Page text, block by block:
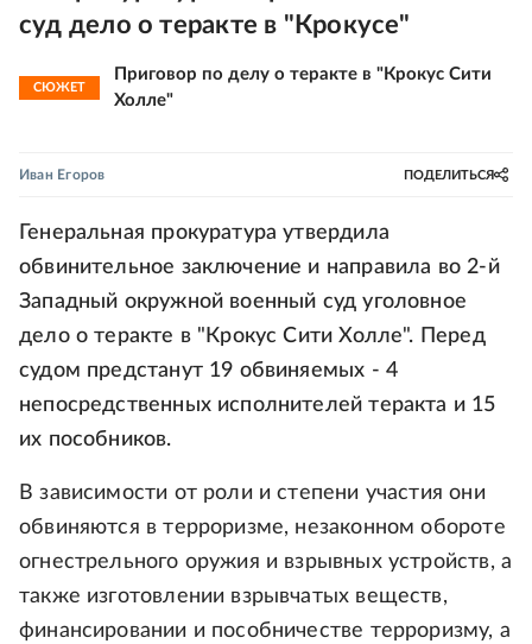
суд дело о теракте в "Крокусе"
СЮЖЕТ
Приговор по делу о теракте в "Крокус Сити
Холле"
Иван Егоров ПОДЕЛИТЬСЯ
Генеральная прокуратура утвердила
обвинительное заключение и направила во 2-й
Западный окружной военный суд уголовное
дело о теракте в "Крокус Сити Холле". Перед
судом предстанут 19 обвиняемых - 4
непосредственных исполнителей теракта и 15
их пособников.
В зависимости от роли и степени участия они
обвиняются в терроризме, незаконном обороте
огнестрельного оружия и взрывных устройств, а
также изготовлении взрывчатых веществ,
финансировании и пособничестве терроризму, а